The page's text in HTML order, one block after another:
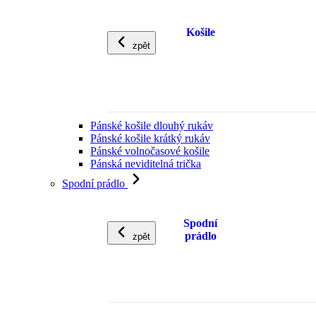
zpět
Košile
Pánské košile dlouhý rukáv
Pánské košile krátký rukáv
Pánské volnočasové košile
Pánská neviditelná trička
Spodní prádlo
zpět
Spodní
prádlo